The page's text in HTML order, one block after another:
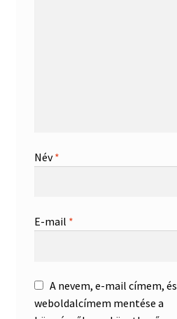
Név*
E-mail *
A nevem, e-mail címem, és
weboldalcímem mentése a